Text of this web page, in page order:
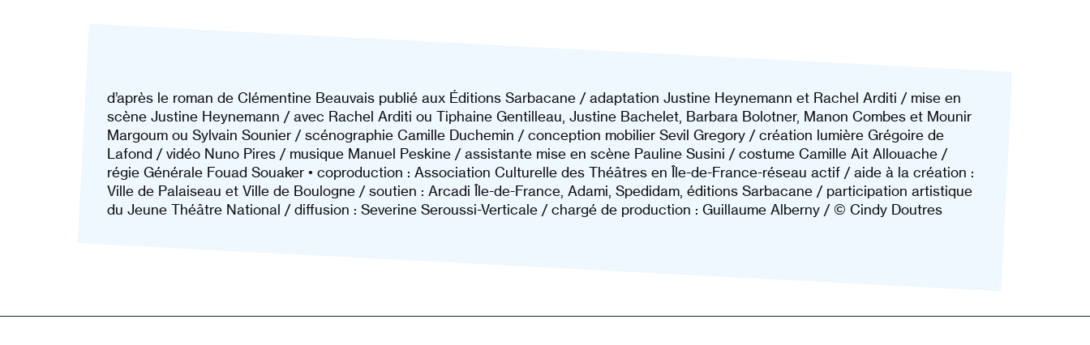
d’après le roman de Clémentine Beauvais publié aux Éditions Sarbacane / adaptation Justine Heynemann et Rachel Arditi / mise en
scène Justine Heynemann / avec Rachel Arditi ou Tiphaine Gentilleau, Justine Bachelet, Barbara Bolotner, Manon Combes et Mounir
Margoum ou Sylvain Sounier / scénographie Camille Duchemin / conception mobilier Sevil Gregory / création lumière Grégoire de
Lafond / vidéo Nuno Pires / musique Manuel Peskine / assistante mise en scène Pauline Susini / costume Camille Ait Allouache /
régie Générale Fouad Souaker • coproduction : Association Culturelle des Théâtres en Île-de-France-réseau actif / aide à la création :
Ville de Palaiseau et Ville de Boulogne / soutien : Arcadi Île-de-France, Adami, Spedidam, éditions Sarbacane / participation artistique
du Jeune Théâtre National / diffusion : Severine Seroussi-Verticale / chargé de production : Guillaume Alberny / © Cindy Doutres